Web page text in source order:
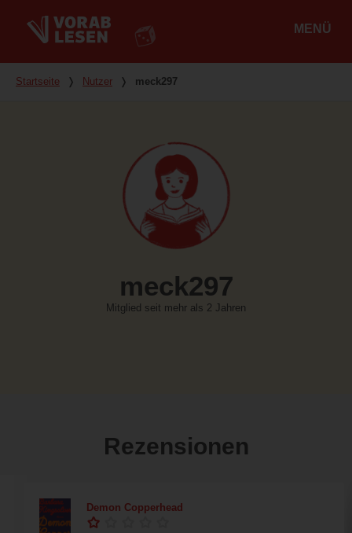
MENÜ
Du bist hier
Startseite ❭ Nutzer ❭ meck297
meck297
Mitglied seit mehr als 2 Jahren
Rezensionen
Demon Copperhead